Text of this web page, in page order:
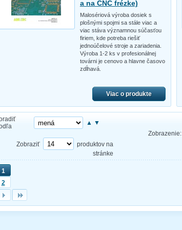
a na CNC frézke)
Malosériová výroba dosiek s
plošnými spojmi sa stále viac a
viac stáva významnou súčasťou
firiem, kde potreba riešiť
jednoúčelové stroje a zariadenia.
Výroba 1-2 ks v profesionálnej
továrni je cenovo a hlavne časovo
zdĺhavá.
Viac o produkte
▲ ▼
Zobrazenie:
Zobraziť
produktov na
stránke
1
2